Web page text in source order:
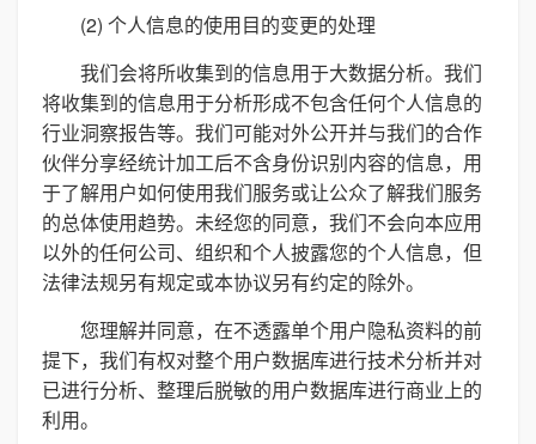
(2) 个人信息的使用目的变更的处理
我们会将所收集到的信息用于大数据分析。我们
将收集到的信息用于分析形成不包含任何个人信息的
行业洞察报告等。我们可能对外公开并与我们的合作
伙伴分享经统计加工后不含身份识别内容的信息，用
于了解用户如何使用我们服务或让公众了解我们服务
的总体使用趋势。未经您的同意，我们不会向本应用
以外的任何公司、组织和个人披露您的个人信息，但
法律法规另有规定或本协议另有约定的除外。
您理解并同意，在不透露单个用户隐私资料的前
提下，我们有权对整个用户数据库进行技术分析并对
已进行分析、整理后脱敏的用户数据库进行商业上的
利用。